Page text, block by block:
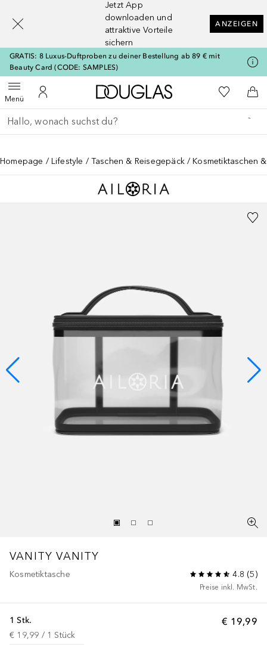
Jetzt App
downloaden und
attraktive Vorteile
sichern
ANZEIGEN
GRATIS: 8 Luxus-Duftproben zu deiner Bestellung ab 89 € mit
Beauty Card (CODE: SAMPLES)
MenüMenü öffnenZu Meinem Kundenkonto
Zur Douglas Startseite
Zu Meiner
Gehe zurück
Suche ausführen
Homepage Lifestyle Taschen & Reisegepäck Kosmetiktaschen
VANITY VANITY
Kosmetiktasche 4.8 (5)
Preise inkl. MwSt.
€ 19,99
1 Stk.
€ 19,99 / 1 Stück
[navigation.slideout.screenreader]